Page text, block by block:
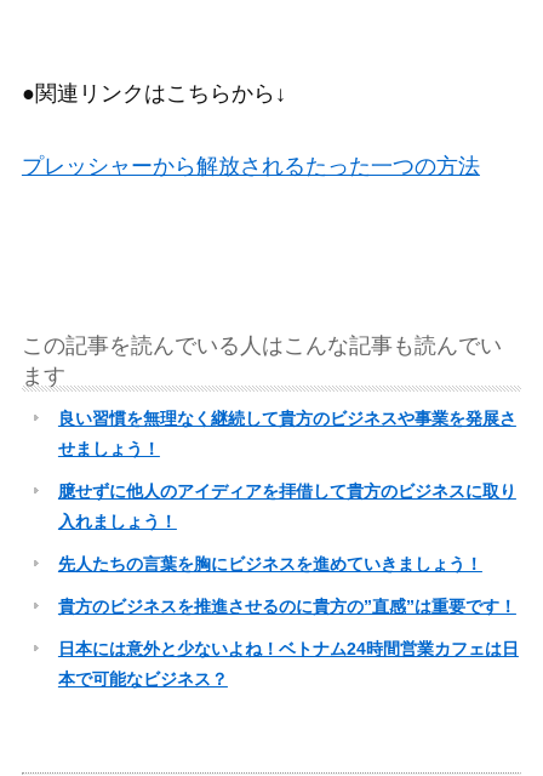
●関連リンクはこちらから↓
プレッシャーから解放されるたった一つの方法
この記事を読んでいる人はこんな記事も読んでい
ます
良い習慣を無理なく継続して貴方のビジネスや事業を発展さ
せましょう！
臆せずに他人のアイディアを拝借して貴方のビジネスに取り
入れましょう！
先人たちの言葉を胸にビジネスを進めていきましょう！
貴方のビジネスを推進させるのに貴方の”直感”は重要です！
日本には意外と少ないよね！ベトナム24時間営業カフェは日
本で可能なビジネス？